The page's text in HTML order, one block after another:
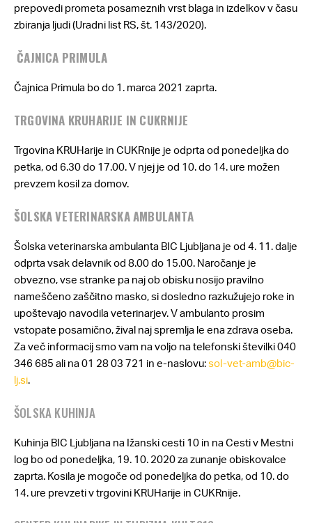
prepovedi prometa posameznih vrst blaga in izdelkov v času
zbiranja ljudi (Uradni list RS, št. 143/2020).
ČAJNICA PRIMULA
Čajnica Primula bo do 1. marca 2021 zaprta.
TRGOVINA KRUHARIJE IN CUKRNIJE
Trgovina KRUHarije in CUKRnije je odprta od ponedeljka do
petka, od 6.30 do 17.00. V njej je od 10. do 14. ure možen
prevzem kosil za domov.
ŠOLSKA VETERINARSKA AMBULANTA
Šolska veterinarska ambulanta BIC Ljubljana je od 4. 11. dalje
odprta vsak delavnik od 8.00 do 15.00. Naročanje je
obvezno, vse stranke pa naj ob obisku nosijo pravilno
nameščeno zaščitno masko, si dosledno razkužujejo roke in
upoštevajo navodila veterinarjev. V ambulanto prosim
vstopate posamično, žival naj spremlja le ena zdrava oseba.
Za več informacij smo vam na voljo na telefonski številki 040
346 685 ali na 01 28 03 721 in e-naslovu:sol-vet-amb@bic-
lj.si.
ŠOLSKA KUHINJA
Kuhinja BIC Ljubljana na Ižanski cesti 10 in na Cesti v Mestni
log bo od ponedeljka, 19. 10. 2020 za zunanje obiskovalce
zaprta. Kosila je mogoče od ponedeljka do petka, od 10. do
14. ure prevzeti v trgovini KRUHarije in CUKRnije.